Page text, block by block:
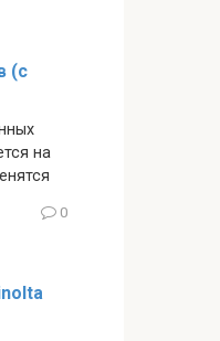
(с
на
0